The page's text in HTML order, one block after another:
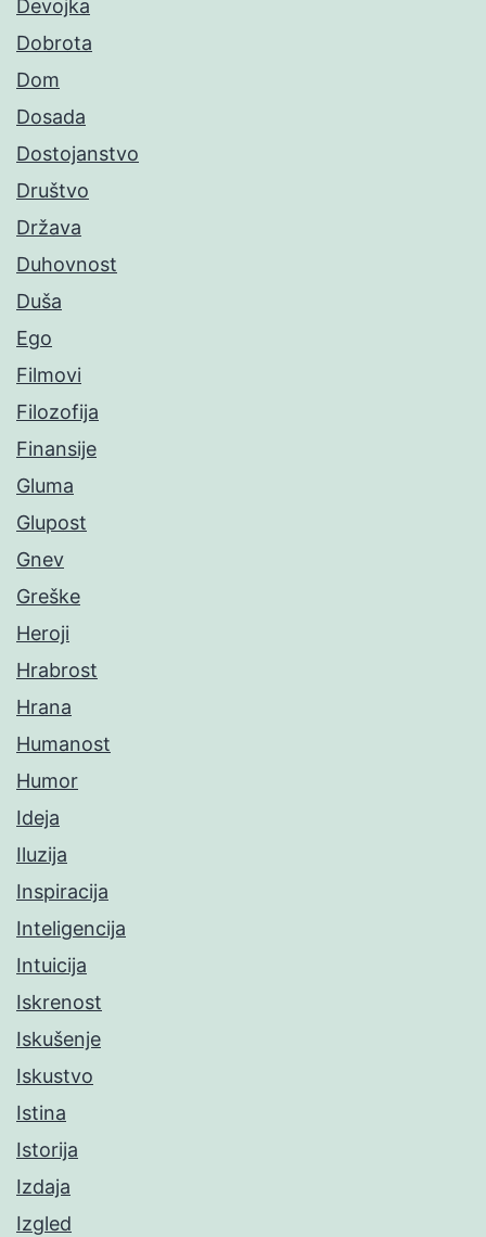
Devojka
Dobrota
Dom
Dosada
Dostojanstvo
Društvo
Država
Duhovnost
Duša
Ego
Filmovi
Filozofija
Finansije
Gluma
Glupost
Gnev
Greške
Heroji
Hrabrost
Hrana
Humanost
Humor
Ideja
Iluzija
Inspiracija
Inteligencija
Intuicija
Iskrenost
Iskušenje
Iskustvo
Istina
Istorija
Izdaja
Izgled